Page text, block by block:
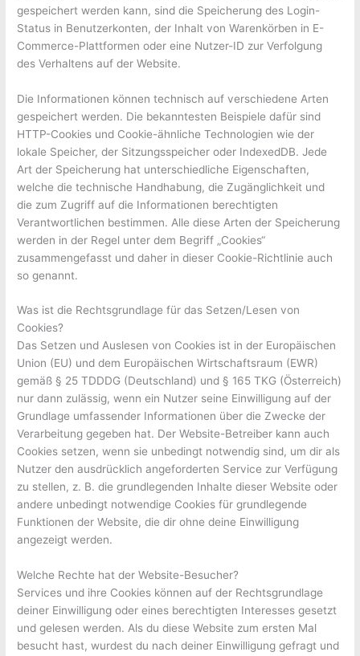
gespeichert werden kann, sind die Speicherung des Login-
Status in Benutzerkonten, der Inhalt von Warenkörben in E-
Commerce-Plattformen oder eine Nutzer-ID zur Verfolgung
des Verhaltens auf der Website.
Die Informationen können technisch auf verschiedene Arten
gespeichert werden. Die bekanntesten Beispiele dafür sind
HTTP-Cookies und Cookie-ähnliche Technologien wie der
lokale Speicher, der Sitzungsspeicher oder IndexedDB. Jede
Art der Speicherung hat unterschiedliche Eigenschaften,
welche die technische Handhabung, die Zugänglichkeit und
die zum Zugriff auf die Informationen berechtigten
Verantwortlichen bestimmen. Alle diese Arten der Speicherung
werden in der Regel unter dem Begriff „Cookies“
zusammengefasst und daher in dieser Cookie-Richtlinie auch
so genannt.
Was ist die Rechtsgrundlage für das Setzen/Lesen von
Cookies?
Das Setzen und Auslesen von Cookies ist in der Europäischen
Union (EU) und dem Europäischen Wirtschaftsraum (EWR)
gemäß § 25 TDDDG (Deutschland) und § 165 TKG (Österreich)
nur dann zulässig, wenn ein Nutzer seine Einwilligung auf der
Grundlage umfassender Informationen über die Zwecke der
Verarbeitung gegeben hat. Der Website-Betreiber kann auch
Cookies setzen, wenn sie unbedingt notwendig sind, um dir als
Nutzer den ausdrücklich angeforderten Service zur Verfügung
zu stellen, z. B. die grundlegenden Inhalte dieser Website oder
andere unbedingt notwendige Cookies für grundlegende
Funktionen der Website, die dir ohne deine Einwilligung
angezeigt werden.
Welche Rechte hat der Website-Besucher?
Services und ihre Cookies können auf der Rechtsgrundlage
deiner Einwilligung oder eines berechtigten Interesses gesetzt
und gelesen werden. Als du diese Website zum ersten Mal
besucht hast, wurdest du nach deiner Einwilligung gefragt und